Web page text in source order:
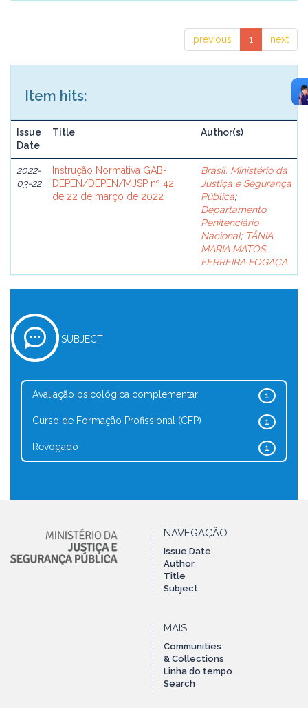
previous 1 next
Item hits:
Issue
Date
Title Author(s)
2022-
03-22
Instrução Normativa GAB-
DEPEN/DEPEN/MJSP nº 42,
de 22 de março de 2022
Brasil. Ministério da
Justiça e Segurança
Pública;
Departamento
Penitenciário
Nacional; TÂNIA
MARIA MATOS
FERREIRA FOGAÇA
SUBJECT
1
Avaliação psicológica complementar
1
Curso de Formação Profissional (CFP)
1
Revogado
NAVEGAÇÃO
Issue Date
Author
Title
Subject
MAIS
Communities
& Collections
Linha do tempo
Search